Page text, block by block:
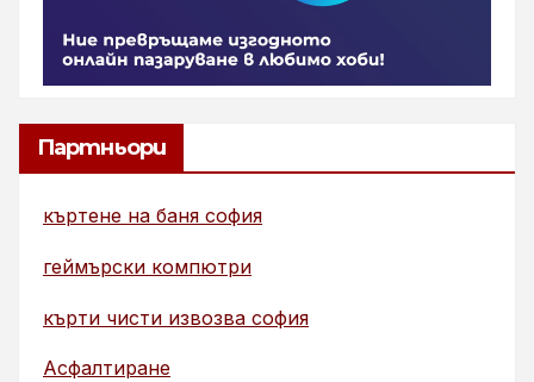
Партньори
къртене на баня софия
геймърски компютри
кърти чисти извозва софия
Асфалтиране